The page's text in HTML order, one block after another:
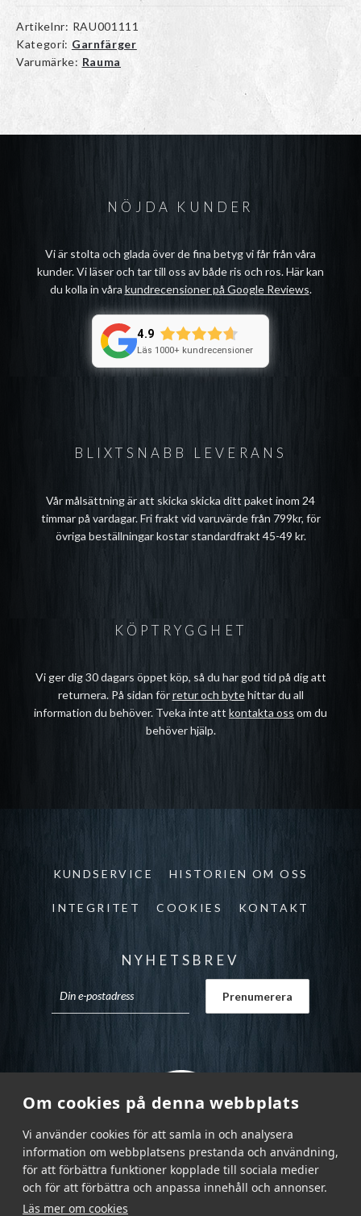
Om cookies på denna webbplats
Vi använder cookies för att samla in och analysera
information om webbplatsens prestanda och användning,
för att förbättra funktioner kopplade till sociala medier
och för att förbättra och anpassa innehåll och annonser.
Läs mer om cookies
Artikelnr: RAU001111
Kategori: Garnfärger
Varumärke: Rauma
BLIXTSNABB LEVERANS
Vår målsättning är att skicka skicka ditt paket inom 24
timmar på vardagar. Fri frakt vid varuvärde från 799kr, för
övriga beställningar kostar standardfrakt 45-49 kr.
NÖJDA KUNDER
Vi är stolta och glada över de fina betyg vi får från våra
kunder. Vi läser och tar till oss av både ris och ros. Här kan
du kolla in våra kundrecensioner på Google Reviews.
4.9
Läs 1000+ kundrecensioner
KÖPTRYGGHET
Vi ger dig 30 dagars öppet köp, så du har god tid på dig att
returnera. På sidan förretur och bytehittar du all
information du behöver. Tveka inte att kontakta oss om du
behöver hjälp.
KUNDSERVICE HISTORIEN OM OSS
INTEGRITET COOKIES KONTAKT
NYHETSBREV